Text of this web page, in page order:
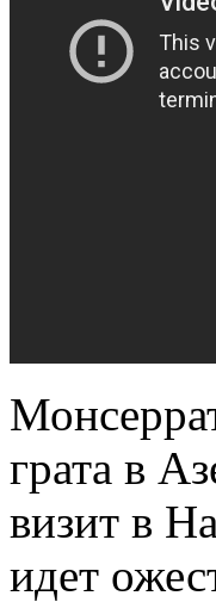
грата в
визит в
идет